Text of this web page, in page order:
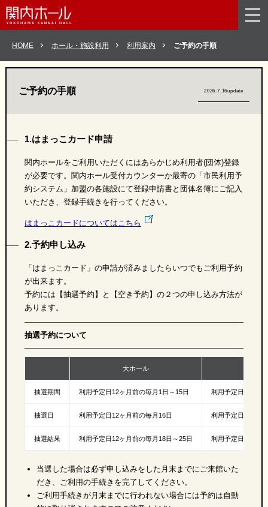
メニューを読み飛ばして本文へスキップ。
HOME ホール・施設利用 利用案内 ご予約の手順
ご予約の手順 2026.7.16update
1.はまっこカード申請
関内ホールをご利用いただくにはあらかじめ利用者(団体)登録
が必要です。関内ホール受付カウンターか最寄の「市民利用予
約システム」加盟の各施設にて登録申請書と団体名簿にご記入
いただき、登録手続きを行ってください。
はまっこカードについてはこちら
2.予約申し込み
「はまっこカード」の申請が済みましたらいつでもご利用予約
が出来ます。
予約には【抽選予約】と【空き予約】の２つの申し込み方法が
あります。
抽選予約について
大ホール
抽選期間 利用予定日12ヶ月前の毎月1日～15日 利用予定日6ヶ月
抽選日 利用予定日12ヶ月前の毎月16日 利用予定日6ヶ月
抽選結果 利用予定日12ヶ月前の毎月18日～25日 利用予定日6ヶ月
当選した場合は必ず申し込みをした月末までにご来館いた
だき、ご利用の手続きを完了してください。
ご利用手続きが月末までに行われない場合には予約は自動